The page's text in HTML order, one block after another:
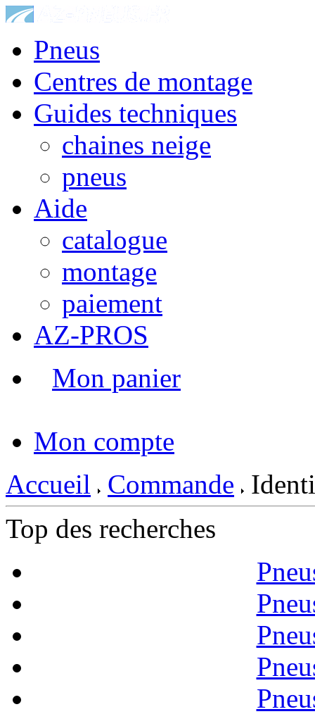
Pneus
Centres de montage
Guides techniques
chaines neige
pneus
Aide
catalogue
montage
paiement
AZ-PROS
Mon panier
Mon compte
Accueil
Commande
Top des recherches